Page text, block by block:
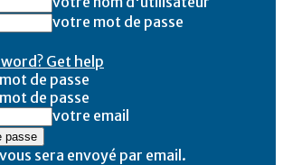
votre mot de passe
Get help
de passe
de passe
votre email
sera envoyé par email.